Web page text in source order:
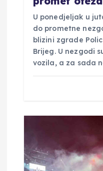
U ponedjeljak u
do prometne
blizini zgrade
Brijeg. U nezgodi
vozila, a za sada